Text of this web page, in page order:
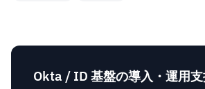
Okta / ID 基盤の導入・運用